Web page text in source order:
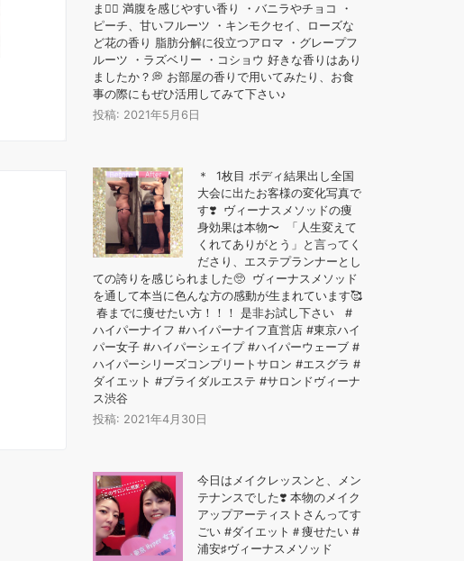
ます🏻 ️満腹を感じやすい香り ・バニラやチョコ ・
ピーチ、甘いフルーツ ・キンモクセイ、ローズな
ど花の香り ️脂肪分解に役立つアロマ ・グレープフ
ルーツ ・ラズベリー ・コショウ 好きな香りはあり
ましたか？💭 お部屋の香りで用いてみたり、お食
事の際にもぜひ活用してみて下さい♪
投稿: 2021年5月6日
＊ 1枚目 ボディ結果出し全国
大会に出たお客様の変化写真で
す❣️ ヴィーナスメソッドの痩
身効果は本物〜️ 「人生変えて
くれてありがとう」と言ってく
ださり、エステプランナーとし
ての誇りを感じられました🥺 ヴィーナスメソッド
を通して本当に色んな方の感動が生まれています🥰
春までに痩せたい方！！！ 是非お試し下さい #
ハイパーナイフ #ハイパーナイフ直営店 #東京ハイ
パー女子 #ハイパーシェイプ #ハイパーウェーブ #
ハイパーシリーズコンプリートサロン #エスグラ #
ダイエット #ブライダルエステ #サロンドヴィーナ
ス渋谷
投稿: 2021年4月30日
今日はメイクレッスンと、メン
テナンスでした❣️ 本物のメイク
アップアーティストさんってす
ごい #ダイエット＃痩せたい #
浦安♯ヴィーナスメソッド